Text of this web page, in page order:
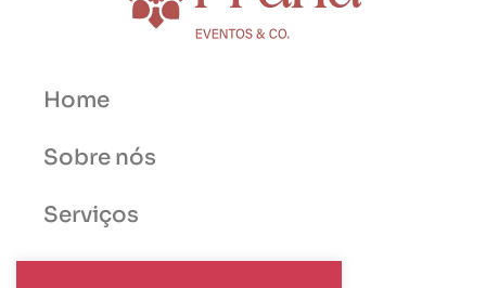
Home
Sobre nós
Serviços